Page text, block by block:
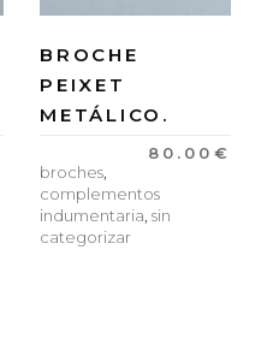
BROCHE
PEIXET
METÁLICO.
80.00 €
broches
complementos
indumentaria ,sin
categorizar